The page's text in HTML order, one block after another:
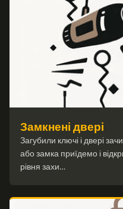
Замкнені двері
Загубили ключі і двері
або замка приїдемо і
рівня захи…